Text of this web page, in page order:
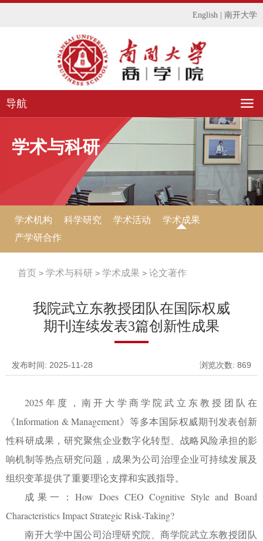
English 南开大学
导航
学术与科研
学术机构 科学研究 学术活动
学术成果
产学研合作
首页 学术与科研 学术成果 论文著作
我院武立东教授团队在国际权威
期刊连续发表3篇创新性成果
发布时间: 2025-11-28 浏览次数: 869
2025 年度，南开大学商学院武立东教授团队在
《Information & Management》等多本国际权威期刊发表创新
性科研成果，研究聚焦企业数字化转型、战略风险承担的影
响机制等热点研究问题，成果为公司治理企业可持续发展及
组织变革提供了重要理论支撑和实践指导。
成果一：How Does CEO Cognitive Style and Board
Characteristics Impact Strategic Risk‐Taking?
南开大学中国公司治理研究院、商学院武立东教授团队